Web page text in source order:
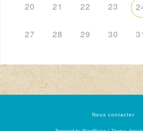
20 21 22 23
27 28 29 30
Nous contacter